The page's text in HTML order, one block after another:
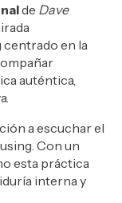
de Dave
en la
auténtica,
a escuchar el
Con un
esta práctica
interna y